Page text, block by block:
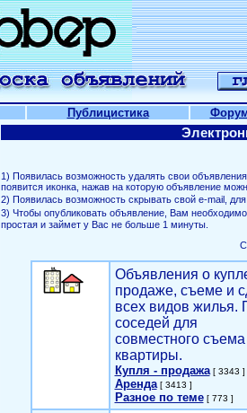
Публицистика
1) Появилась возможность удалять свои
появится иконка, нажав на которую объявление
2) Появилась возможность скрывать свой е-mail,
3) Чтобы опубликовать объявление, Вам
простая и займет у Вас не больше 1 минуты.
Объявления о
продаже, съеме и
всех видов жилья.
соседей для
совместного съема
квартиры.
Купля - продажа[ 3343 ]
Аренда[ 3413 ]
Разное по теме[ 773 ]